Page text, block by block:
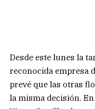
Desde este lunes la
reconocida empresa
prevé que las otras
la misma decisión.